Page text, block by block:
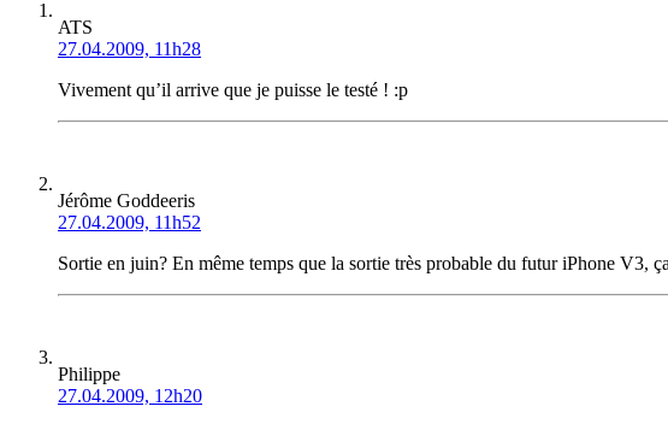
ATS
27.04.2009, 11h28
Vivement qu’il arrive que je puisse le testé ! :p
Jérôme Goddeeris
27.04.2009, 11h52
Sortie en juin? En même temps que la sortie très probable du futur iPhone V3,
Philippe
27.04.2009, 12h20